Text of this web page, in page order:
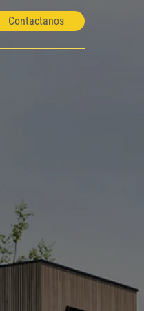
Contactanos